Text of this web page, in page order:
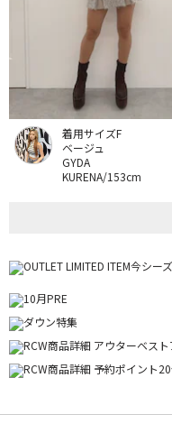
着用サイズF
ベージュ
GYDA
KURENA/153cm